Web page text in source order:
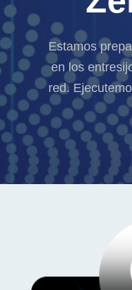
Estamos
en los
red.